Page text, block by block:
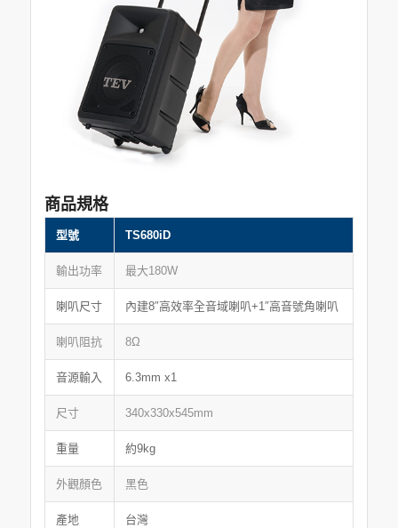
商品規格
型號 TS680iD
輸出功率 最大180W
喇叭尺寸 內建8″高效率全音域喇叭+1″高音號角喇叭
喇叭阻抗 8Ω
音源輸入 6.3mm x1
尺寸 340x330x545mm
重量 約9kg
外觀顏色 黑色
產地 台灣